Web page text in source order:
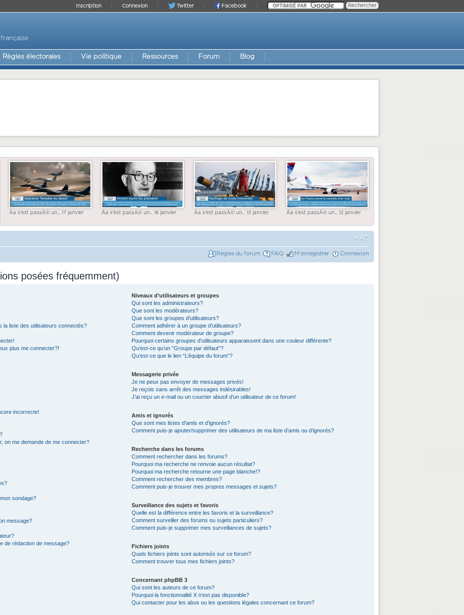
Facebook
Twitter
Connexion
Inscription
Règles électorales Vie politique Ressources Forum Blog
Ãa s'est passÃ© un... 17 janvier Ãa s'est passÃ© un... 16 janvier Ãa s'est passÃ© un... 13 janvier Ãa s'est passÃ© un... 12 janvier
Règles du forum FAQ M’enregistrer Connexion
posées fréquemment)
la liste des utilisateurs connectés?
plus me connecter?!
incorrecte!
on me demande de me connecter?
sondage?
message?
de rédaction de message?
Niveaux d’utilisateurs et groupes
Qui sont les administrateurs?
Que sont les modérateurs?
Que sont les groupes d’utilisateurs?
Comment adhérer à un groupe d’utilisateurs?
Comment devenir modérateur de groupe?
Pourquoi certains groupes d’utilisateurs apparaissent dans une couleur différente?
Qu’est-ce qu’un “Groupe par défaut”?
Qu’est-ce que le lien “L’équipe du forum”?
Messagerie privée
Je ne peux pas envoyer de messages privés!
Je reçois sans arrêt des messages indésirables!
J’ai reçu un e-mail ou un courrier abusif d’un utilisateur de ce forum!
Amis et ignorés
Que sont mes listes d’amis et d’ignorés?
Comment puis-je ajouter/supprimer des utilisateurs de ma liste d’amis ou d’ignorés?
Recherche dans les forums
Comment rechercher dans les forums?
Pourquoi ma recherche ne renvoie aucun résultat?
Pourquoi ma recherche retourne une page blanche!?
Comment rechercher des membres?
Comment puis-je trouver mes propres messages et sujets?
Surveillance des sujets et favoris
Quelle est la différence entre les favoris et la surveillance?
Comment surveiller des forums ou sujets particuliers?
Comment puis-je supprimer mes surveillances de sujets?
Fichiers joints
Quels fichiers joints sont autorisés sur ce forum?
Comment trouver tous mes fichiers joints?
Concernant phpBB 3
Qui sont les auteurs de ce forum?
Pourquoi la fonctionnalité X n’est pas disponible?
Qui contacter pour les abus ou les questions légales concernant ce forum?